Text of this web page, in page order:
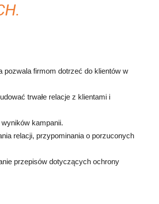
pozwala firmom dotrzeć do klientów w
trwałe relacje z klientami i
kampanii.
relacji, przypominania o porzuconych
przepisów dotyczących ochrony